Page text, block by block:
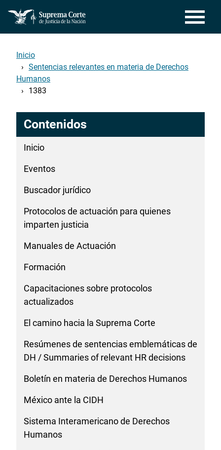
contenido
Inicio
Sentencias relevantes en materia de Derechos
Humanos
1383
Contenidos
Inicio
Eventos
Buscador jurídico
Protocolos de actuación para quienes
imparten justicia
Manuales de Actuación
Formación
Capacitaciones sobre protocolos
actualizados
El camino hacia la Suprema Corte
Resúmenes de sentencias emblemáticas de
DH / Summaries of relevant HR decisions
Boletín en materia de Derechos Humanos
México ante la CIDH
Sistema Interamericano de Derechos
Humanos